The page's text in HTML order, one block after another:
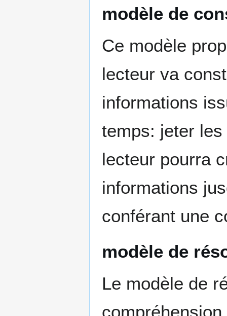
modèle de
Ce modèle
lecteur va
informations
temps: jeter
lecteur pourra
informations
conférant une
modèle de
Le modèle de